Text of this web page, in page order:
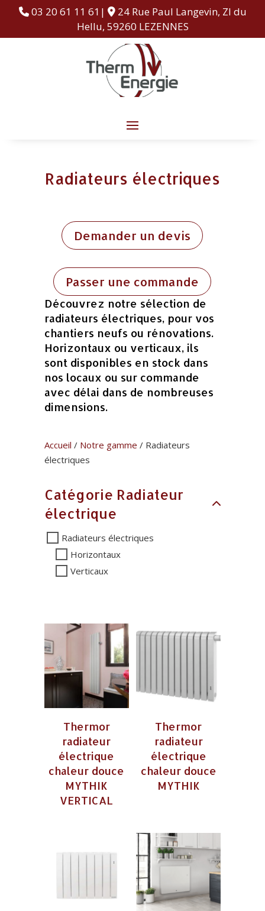
03 20 61 11 61|
24 Rue Paul Langevin, ZI du
Hellu, 59260 LEZENNES
Radiateurs électriques
Demander un devis
Passer une commande
Découvrez notre sélection de
radiateurs électriques, pour vos
chantiers neufs ou rénovations.
Horizontaux ou verticaux, ils
sont disponibles en stock dans
nos locaux ou sur commande
avec délai dans de nombreuses
dimensions.
Accueil / Notre gamme / Radiateurs
électriques
Catégorie Radiateur
électrique
Radiateurs électriques
Horizontaux
Verticaux
Thermor
radiateur
électrique
chaleur douce
MYTHIK
VERTICAL
Thermor
radiateur
électrique
chaleur douce
MYTHIK